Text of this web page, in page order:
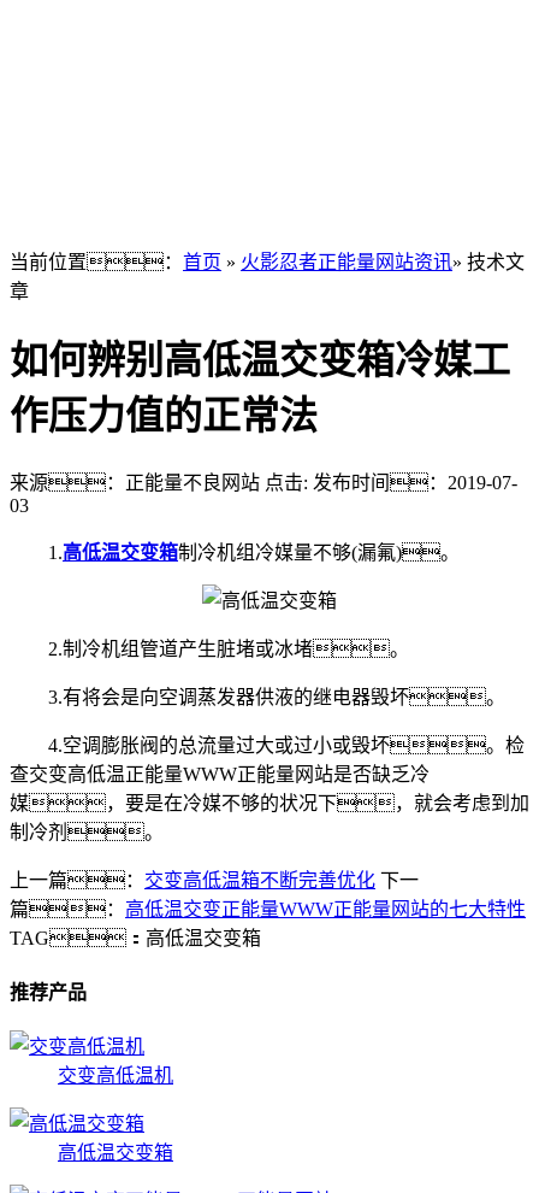
当前位置： 首页 » 火影忍者正能量网站资讯» 技术文
章
如何辨别高低温交变箱冷媒工
作压力值的正常法
来源：正能量不良网站 点击: 发布时间：2019-07-
03
1.高低温交变箱制冷机组冷媒量不够(漏氟)。
2.制冷机组管道产生脏堵或冰堵。
3.有将会是向空调蒸发器供液的继电器毁坏。
4.空调膨胀阀的总流量过大或过小或毁坏。检
查交变高低温正能量WWW正能量网站是否缺乏冷
媒，要是在冷媒不够的状况下，就会考虑到加
制冷剂。
上一篇： 交变高低温箱不断完善优化 下一
篇： 高低温交变正能量WWW正能量网站的七大特性
TAG： 高低温交变箱
推荐产品
交变高低温机
高低温交变箱